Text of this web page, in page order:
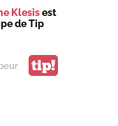
Klesisest
de Tip
tip!